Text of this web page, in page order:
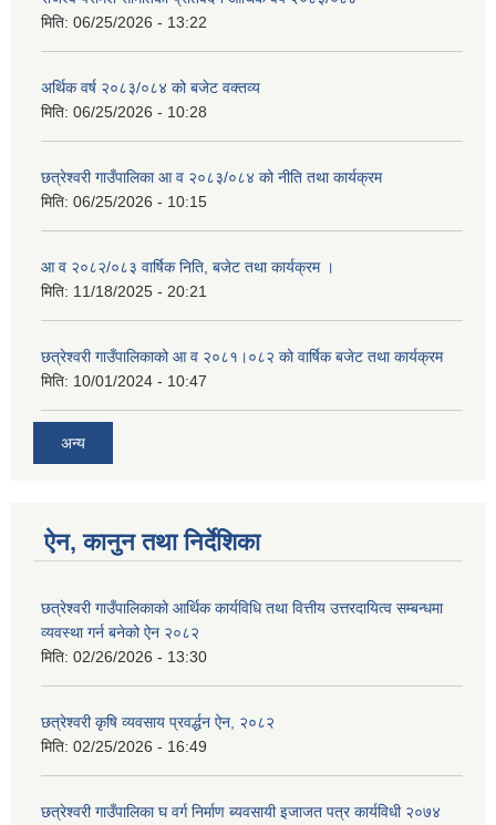
मिति: 06/25/2026 - 13:22
अर्थिक वर्ष २०८३/०८४ को बजेट वक्तव्य
मिति: 06/25/2026 - 10:28
छत्रेश्वरी गाउँपालिका आ व २०८३/०८४ को नीति तथा कार्यक्रम
मिति: 06/25/2026 - 10:15
आ व २०८२/०८३ वार्षिक निति, बजेट तथा कार्यक्रम ।
मिति: 11/18/2025 - 20:21
छत्रेश्वरी गाउँपालिकाको आ व २०८१।०८२ को वार्षिक बजेट तथा कार्यक्रम
मिति: 10/01/2024 - 10:47
अन्य
ऐन, कानुन तथा निर्देशिका
छत्रेश्वरी गाउँपालिकाको आर्थिक कार्यविधि तथा वित्तीय उत्तरदायित्व सम्बन्धमा
व्यवस्था गर्न बनेको ऐन २०८२
मिति: 02/26/2026 - 13:30
छत्रेश्‍वरी कृषि व्यवसाय प्रवर्द्धन ऐन, २०८२
मिति: 02/25/2026 - 16:49
छत्रेश्वरी गाउँपालिका घ वर्ग निर्माण ब्यवसायी इजाजत पत्र कार्यविधी २०७४